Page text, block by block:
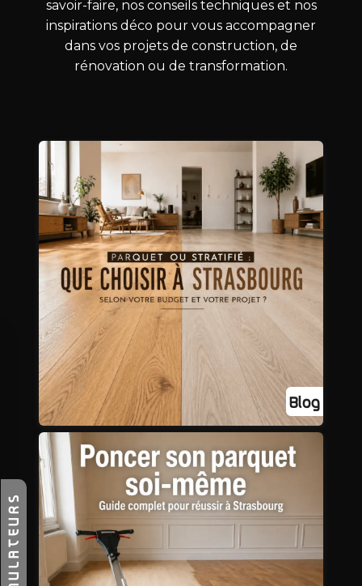
SIMULATEURS
savoir-faire, nos conseils techniques et nos
inspirations déco pour vous accompagner
dans vos projets de construction, de
rénovation ou de transformation.